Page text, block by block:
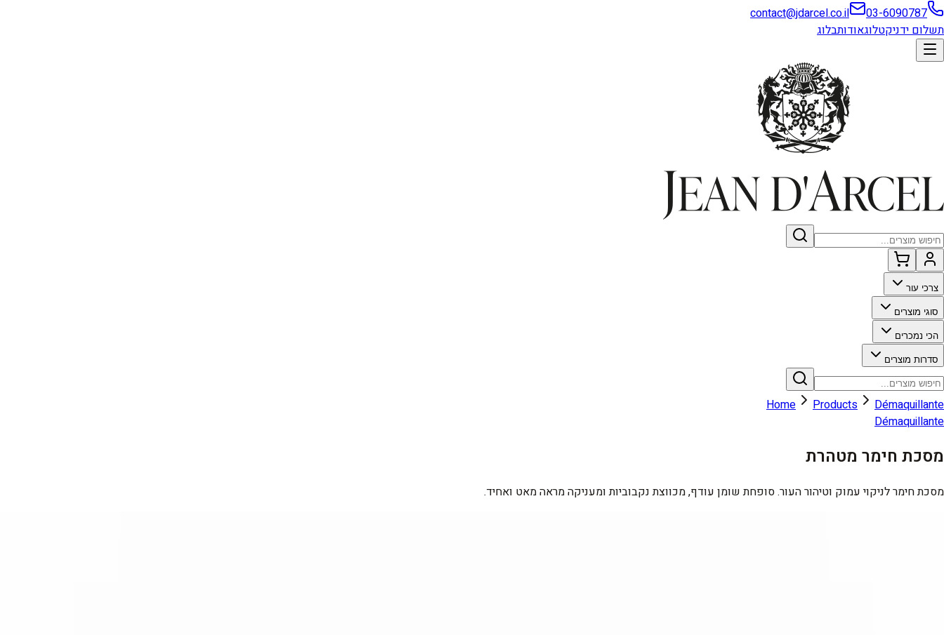
03-6090787
contact@jdarcel.co.il
תשלום ידניקטלוגאודותבלוג
צרכי עור
סוגי מוצרים
הכי נמכרים
סדרות מוצרים
Home Products
Démaquillante
Démaquillante
מסכת חימר מטהרת
מסכת חימר לניקוי עמוק וטיהור העור. סופחת שומן עודף, מכווצת נקבוביות ומעניקה מראה מאט ואחיד.